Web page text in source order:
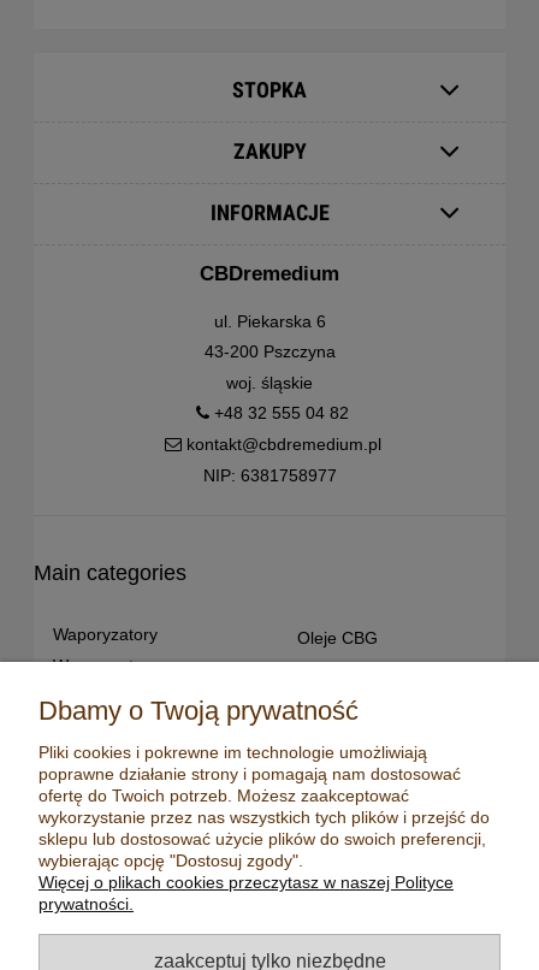
STOPKA
ZAKUPY
INFORMACJE
CBDremedium
ul. Piekarska 6
43-200 Pszczyna
woj. śląskie
+48 32 555 04 82
kontakt@cbdremedium.pl
NIP: 6381758977
Main categories
Waporyzatory
Waporyzatory
Waporyzatory manualne
Waporyzatory
stacjonarne
Premium vaporizers
Waporyzatory
konwekcyjne
Zestawy z
waporyzatorem
Oleje CBG
Susz konopny
CBD dla zwierząt
Młynki/ Grindery
Zapalniczki
Maści konopne
Mydła konopne
Aromatyzery
Dbamy o Twoją prywatność
Pliki cookies i pokrewne im technologie umożliwiają
poprawne działanie strony i pomagają nam dostosować
ofertę do Twoich potrzeb. Możesz zaakceptować
wykorzystanie przez nas wszystkich tych plików i przejść do
sklepu lub dostosować użycie plików do swoich preferencji,
wybierając opcję "Dostosuj zgody".
Więcej o plikach cookies przeczytasz w naszej Polityce
prywatności.
zaakceptuj tylko niezbędne